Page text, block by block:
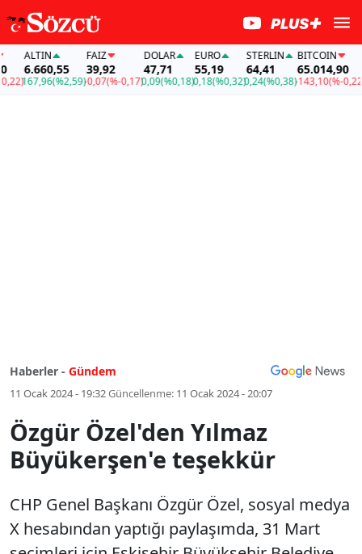
ALTIN
6.660,55
167,96(%2,59)
FAİZ
39,92
-0,07(%-0,17)
DOLAR
47,71
0,09(%0,18)
EURO
55,19
0,18(%0,32)
STERLIN
64,41
0,24(%0,38)
BITCOIN
65.014,90
-143,10(%-0,22)
Haberler - Gündem
11 Ocak 2024 - 19:32Güncellenme: 11 Ocak 2024 - 20:07
Özgür Özel'den Yılmaz
Büyükerşen'e teşekkür
CHP Genel Başkanı Özgür Özel, sosyal medya
X hesabından yaptığı paylaşımda, 31 Mart